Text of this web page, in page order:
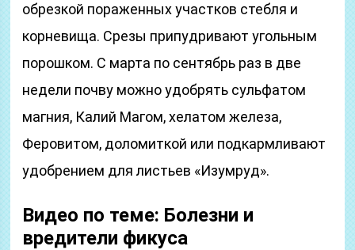
обрезкой пораженных участков стебля и
корневища. Срезы припудривают угольным
порошком. С марта по сентябрь раз в две
недели почву можно удобрять сульфатом
магния, Калий Магом, хелатом железа,
Феровитом, доломиткой или подкармливают
удобрением для листьев «Изумруд».
Видео по теме: Болезни и
вредители фикуса